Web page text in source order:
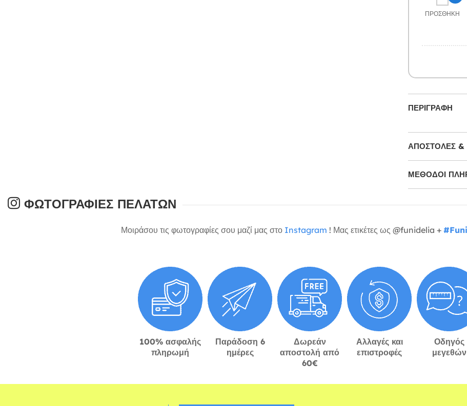
ΠΡΟΣΘΉΚΗ
ΠΕΡΙΓΡΑΦΉ
ΑΠΟΣΤΟΛΈΣ &
ΜΕΘΌΔΟΙ
ΦΩΤΟΓΡΑΦΊΕΣ ΠΕΛΑΤΏΝ
Μοιράσου τις φωτογραφίες σου μαζί μας στο Instagram ! Μας ετικέτες ως @funidelia +
100% ασφαλής
πληρωμή
Παράδοση 6
ημέρες
Δωρεάν
αποστολή από
60€
Αλλαγές και
επιστροφές
Οδηγός
μεγεθών